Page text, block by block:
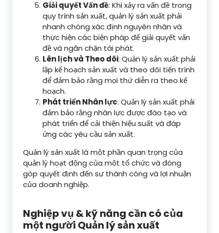
Giải quyết Vấn đề: Khi xảy ra vấn đề trong
quy trình sản xuất, quản lý sản xuất phải
nhanh chóng xác định nguyên nhân và
thực hiện các biện pháp để giải quyết vấn
đề và ngăn chặn tái phát.
Lên lịch và Theo dõi: Quản lý sản xuất phải
lập kế hoạch sản xuất và theo dõi tiến trình
để đảm bảo rằng mọi thứ diễn ra theo kế
hoạch.
Phát triển Nhân lực: Quản lý sản xuất phải
đảm bảo rằng nhân lực được đào tạo và
phát triển để cải thiện hiệu suất và đáp
ứng các yêu cầu sản xuất.
Quản lý sản xuất là một phần quan trọng của
quản lý hoạt động của một tổ chức và đóng
góp quyết định đến sự thành công và lợi nhuận
của doanh nghiệp.
Nghiệp vụ & kỹ năng cần có của
một người Quản lý sản xuất